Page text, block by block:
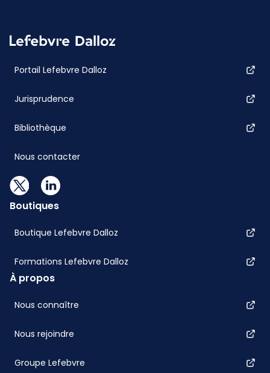
Portail Lefebvre Dalloz
Jurisprudence
Bibliothèque
Nous contacter
Boutiques
Boutique Lefebvre Dalloz
Formations Lefebvre Dalloz
À propos
Nous connaître
Nous rejoindre
Groupe Lefebvre